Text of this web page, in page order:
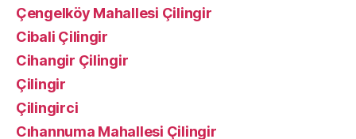
Çengelköy Mahallesi Çilingir
Cibali Çilingir
Cihangir Çilingir
Çilingir
Çilingirci
Cıhannuma Mahallesi Çilingir